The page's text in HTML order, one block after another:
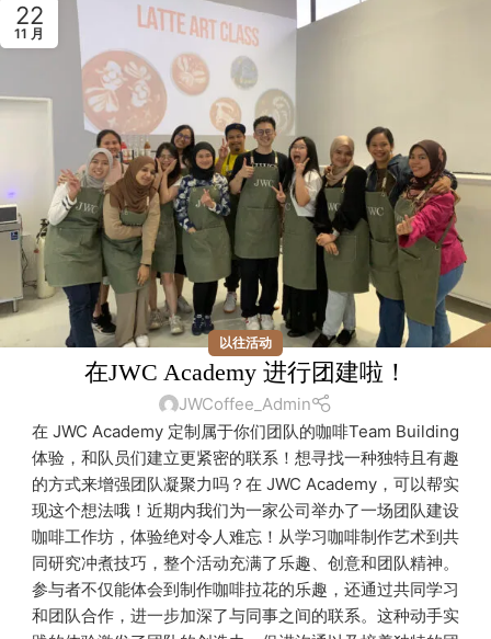
22
11 月
以往活动
在JWC Academy 进行团建啦！
JWCoffee_Admin
在 JWC Academy 定制属于你们团队的咖啡Team Building
体验，和队员们建立更紧密的联系！想寻找一种独特且有趣
的方式来增强团队凝聚力吗？在 JWC Academy，可以帮实
现这个想法哦！近期内我们为一家公司举办了一场团队建设
咖啡工作坊，体验绝对令人难忘！从学习咖啡制作艺术到共
同研究冲煮技巧，整个活动充满了乐趣、创意和团队精神。
参与者不仅能体会到制作咖啡拉花的乐趣，还通过共同学习
和团队合作，进一步加深了与同事之间的联系。这种动手实